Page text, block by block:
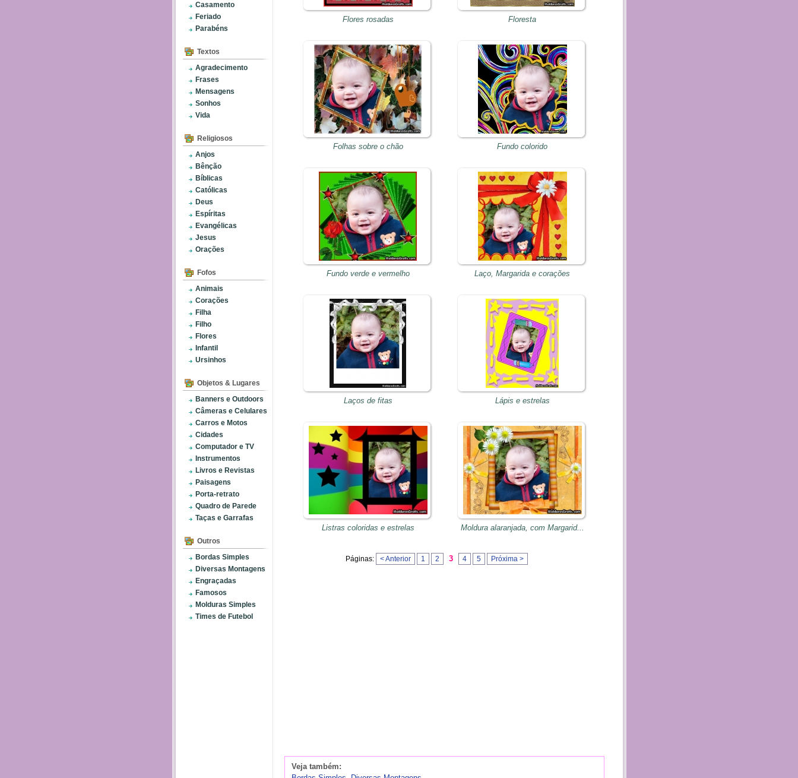
Casamento
Feriado
Parabéns
Textos
Agradecimento
Frases
Mensagens
Sonhos
Vida
Religiosos
Anjos
Bênção
Bíblicas
Católicas
Deus
Espíritas
Evangélicas
Jesus
Orações
Fofos
Animais
Corações
Filha
Filho
Flores
Infantil
Ursinhos
Objetos & Lugares
Banners e Outdoors
Câmeras e Celulares
Carros e Motos
Cidades
Computador e TV
Instrumentos
Livros e Revistas
Paisagens
Porta-retrato
Quadro de Parede
Taças e Garrafas
Outros
Bordas Simples
Diversas Montagens
Engraçadas
Famosos
Molduras Simples
Times de Futebol
Flores rosadas Floresta
Folhas sobre o chão Fundo colorido
Fundo verde e vermelho Laço, Margarida e corações
Laços de fitas Lápis e estrelas
Listras coloridas e estrelas Moldura alaranjada, com Margarid...
Páginas: < Anterior 1 2 3 4 5 Próxima >
Veja também: